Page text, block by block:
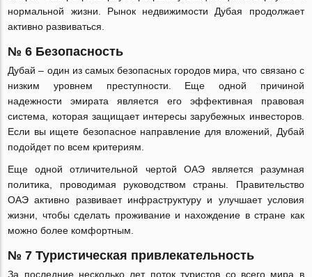
нормальной жизни. Рынок недвижимости Дубая продолжает
активно развиваться.
№ 6 Безопасность
Дубай – один из самых безопасных городов мира, что связано с
низким уровнем преступности. Еще одной причиной
надежности эмирата является его эффективная правовая
система, которая защищает интересы зарубежных инвесторов.
Если вы ищете безопасное направление для вложений, Дубай
подойдет по всем критериям.
Еще одной отличительной чертой ОАЭ является разумная
политика, проводимая руководством страны. Правительство
ОАЭ активно развивает инфраструктуру и улучшает условия
жизни, чтобы сделать проживание и нахождение в стране как
можно более комфортным.
№ 7 Туристическая привлекательность
За последние несколько лет поток туристов со всего мира в